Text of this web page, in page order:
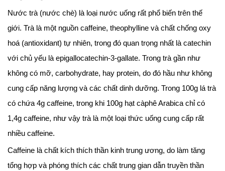
Nước trà (nước chè) là loại nước uống rất phổ biến trên thế
giới. Trà là một nguồn caffeine, theophylline và chất chống oxy
hoá (antioxidant) tự nhiên, trong đó quan trọng nhất là catechin
với chủ yếu là epigallocatechin-3-gallate. Trong trà gần như
không có mỡ, carbohydrate, hay protein, do đó hầu như không
cung cấp năng lượng và các chất dinh dưỡng. Trong 100g lá trà
có chứa 4g caffeine, trong khi 100g hạt càphê Arabica chỉ có
1,4g caffeine, như vậy trà là một loại thức uống cung cấp rất
nhiều caffeine.
Caffeine là chất kích thích thần kinh trung ương, do làm tăng
tổng hợp và phóng thích các chất trung gian dẫn truyền thần